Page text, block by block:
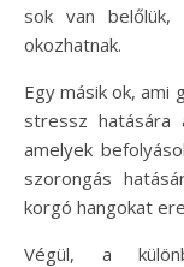
sok van
okozhatnak.
Egy másik ok,
stressz hatására
amelyek
szorongás
korgó hangokat
Végül, a